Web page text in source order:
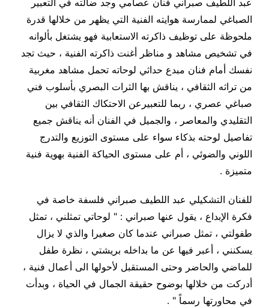
عبد اللطيف صبراني فنان عصامي وجد ضالته في التعبير
الصباغي لممارسة هوايته الفنية التي يظهر من خلالها قدرة
ملحوظة على توظيف ذاكرته الاستعابية فهو يشتغل بألوانه
في تشخيص مشاهد و مناظر أغنت ذاكرته الفنية ، حيث تجد
نفسك أمام فنان مبدع حداثي لوحاته تحمل مشاهد مغربية
من تراثه الثقافي ، يناقش بها الثرات البصري بأسلوب فني
صباغي عصري ، ربما للتعبيرعن الاحتكاك الثقافي بين
التقليدي والمعاصر ، والجميل في الفنان أنه يناقش جميع
تفاصيل لوحته بذكاء سواء على مستوى التوزيع والتدرج
اللوني والضوئي ، أم على مستوى الحياكة الفنية بهوية فنية
متميزة .
للفنان التشكيلي عبد اللطيف صبراني فلسفة خاصة في
فكرة الإبداع ، يقول عنها صبراني : " لوحاتي تمثلني ، تمثل
طفولتي ، تمثل صبراني عندما كان صغيرا والذي لا يزال
يسكنني ، أعبر فيها عن ما بداخله بريشتي ، نظرة طفل
للماضي والحاضر وحتى المستقبل لأحولها الى أعمال فنية ،
أدركت من خلالها بوضوح حقيقة الجمال في الحياة ، وبدأت
في محاورتها رسماً " .